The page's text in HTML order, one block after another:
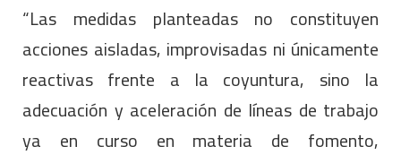
“Las medidas planteadas no constituyen
acciones aisladas, improvisadas ni únicamente
reactivas frente a la coyuntura, sino la
adecuación y aceleración de líneas de trabajo
ya en curso en materia de fomento,